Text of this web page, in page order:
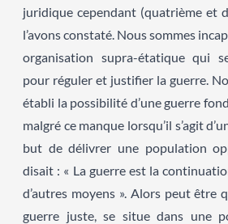
juridique cependant (quatrième et
l’avons constaté. Nous sommes
organisation supra-étatique qui
pour réguler et justifier la guerre.
établi la possibilité d’une guerre
malgré ce manque lorsqu’il s’agit
but de délivrer une population
disait : « La guerre est la
d’autres moyens ». Alors peut être
guerre juste, se situe dans une